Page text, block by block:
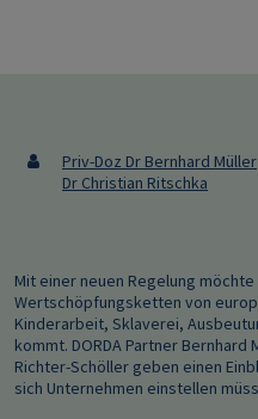
Priv-Doz Dr Bernhard Müller
Dr Christian Ritschka
Mit einer neuen Regelung
Wertschöpfungsketten von
Kinderarbeit, Sklaverei,
kommt. DORDA Partner
Richter-Schöller geben einen
sich Unternehmen einstellen